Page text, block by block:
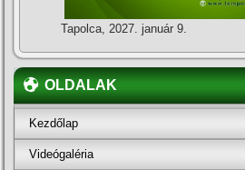
Tapolca, 2027. január 9.
OLDALAK
Kezdőlap
Videógaléria